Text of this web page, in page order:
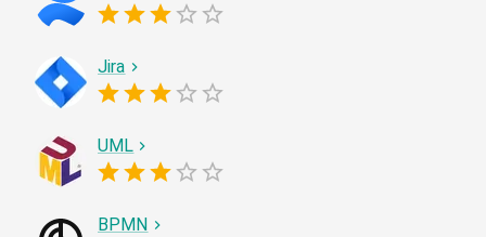
Jira
UML
BPMN